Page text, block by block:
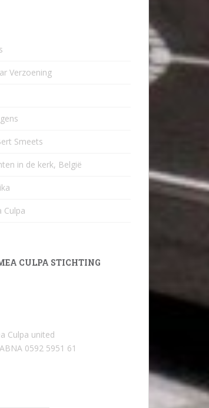
Verzoening
Smeets
in de kerk, België
Culpa
CULPA STICHTING
Culpa united
0592 5951 61